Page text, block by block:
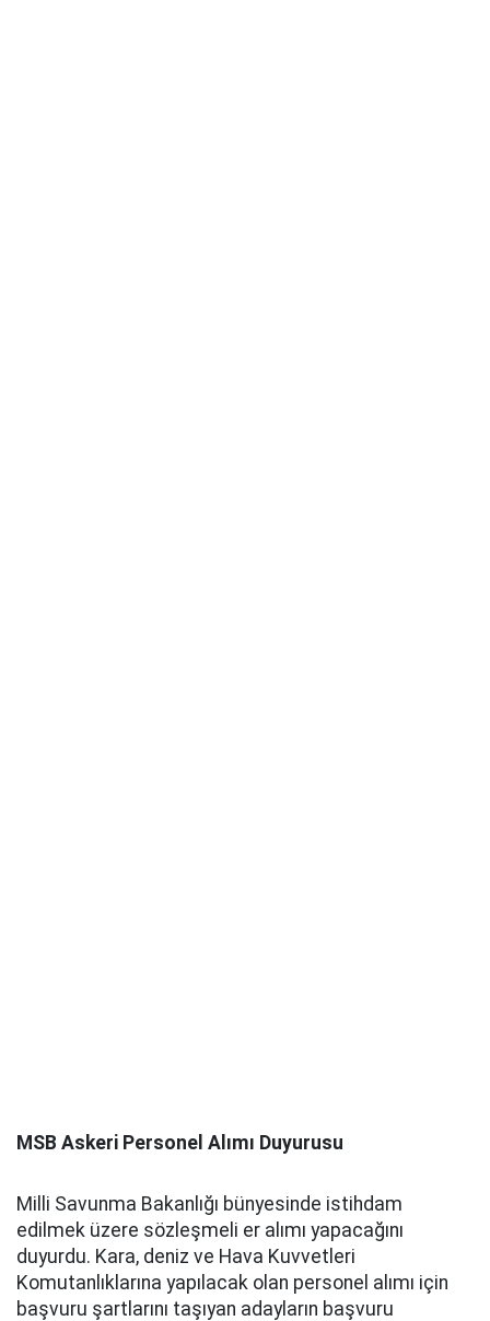
MSB Askeri Personel Alımı Duyurusu
Milli Savunma Bakanlığı bünyesinde istihdam
edilmek üzere sözleşmeli er alımı yapacağını
duyurdu. Kara, deniz ve Hava Kuvvetleri
Komutanlıklarına yapılacak olan personel alımı için
başvuru şartlarını taşıyan adayların başvuru